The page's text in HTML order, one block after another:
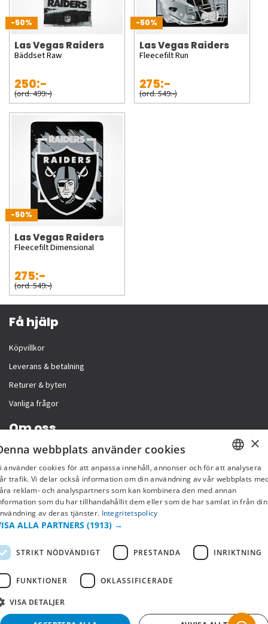
-50%
Las Vegas Raiders
Bäddset Raw
250:-
(ord. 499:-)
-50%
Las Vegas Raiders
Fleecefilt Run
275:-
(ord. 549:-)
-50%
Las Vegas Raiders
Fleecefilt Dimensional
275:-
(ord. 549:-)
Få hjälp
Köpvillkor
Leverans & betalning
Returer & byten
Vanliga frågor
Om oss
Företagsinformation
Copyright © 2019 This site is Licensed to 377 Sport AB
SWEDISH
FI
×
webbplats använder cookies
använder cookies för att anpassa innehåll, annonser och för att analysera
trafik. Vi delar också information om din användning av vår webbplats
reklam- och analyspartners som kan kombinera den med annan
som du har tillhandahållit dem eller som de har samlat in från din
av deras tjänster. Integritetspolicy
ALLA PARTNERS (1913) →
STRIKT NÖDVÄNDIGT PRESTANDA INRIKTNING
FUNKTIONER OKLASSIFICERADE
VISA DETALJER